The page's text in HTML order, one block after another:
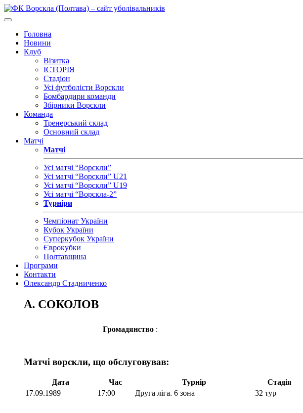
Головна
Новини
Клуб
Візитка
ІСТОРІЯ
Стадіон
Усі футболісти Ворскли
Бомбардири команди
Збірники Ворскли
Команда
Тренерський склад
Основний склад
Матчі
Матчі
Усі матчі “Ворскли”
Усі матчі “Ворскли” U21
Усі матчі “Ворскли” U19
Усі матчі “Ворскла-2”
Турніри
Чемпіонат України
Кубок України
Суперкубок України
Єврокубки
Полтавщина
Програми
Контакти
Олександр Стадниченко
А. СОКОЛОВ
Громадянство :
Матчі ворскли, що обслуговував:
Дата Час Турнір Стадія
17.09.1989
17:00 Друга ліга. 6 зона 32 тур